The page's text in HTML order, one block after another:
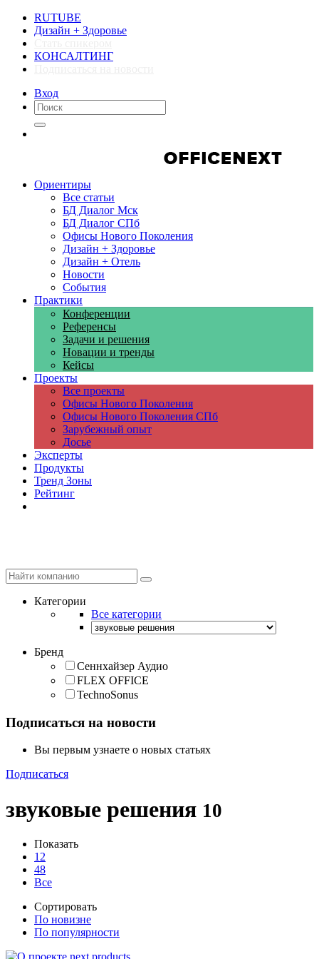
RUTUBE
Дизайн + Здоровье
КОНСАЛТИНГ
Вход
Ориентиры
Все статьи
БД Диалог Мск
БД Диалог СПб
Офисы Нового Поколения
Дизайн + Здоровье
Дизайн + Отель
Новости
События
Практики
Конференции
Референсы
Задачи и решения
Новации и тренды
Кейсы
Проекты
Все проекты
Офисы Нового Поколения
Офисы Нового Поколения СПб
Зарубежный опыт
Досье
Эксперты
Продукты
Тренд Зоны
Рейтинг
Категории
Все категории
Бренд
Сеннхайзер Аудио
FLEX OFFICE
TechnoSonus
Подписаться на новости
Вы первым узнаете о новых статьях
Подписаться
звуковые решения 10
Показать
12
48
Все
Сортировать
По новизне
По популярности